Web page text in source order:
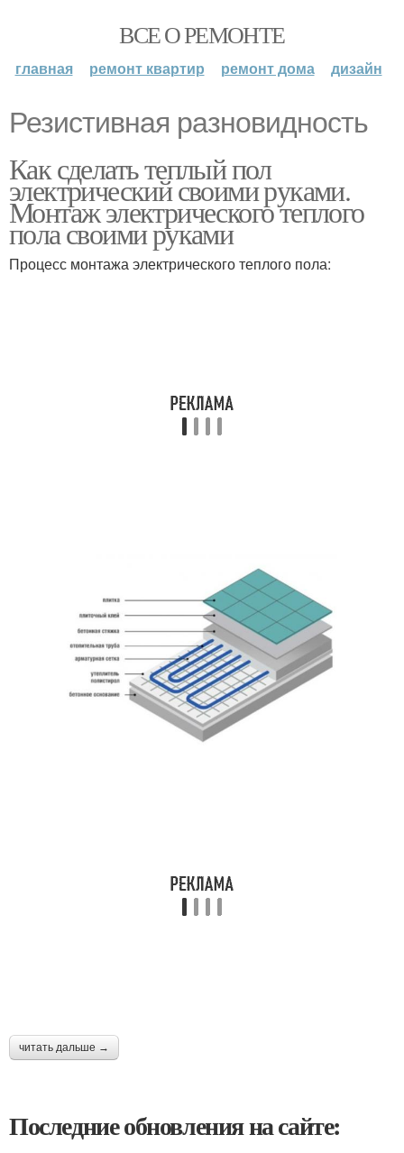
ВСЕ О РЕМОНТЕ
главная ремонт квартир ремонт дома дизайн
Резистивная разновидность
Как сделать теплый пол
электрический своими руками.
Монтаж электрического теплого
пола своими руками
Процесс монтажа электрического теплого пола:
читать дальше →
Последние обновления на сайте: